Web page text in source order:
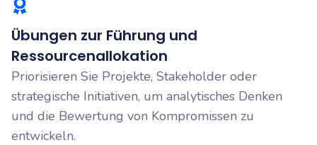
Übungen zur Führung und
Ressourcenallokation
Priorisieren Sie Projekte, Stakeholder oder
strategische Initiativen, um analytisches Denken
und die Bewertung von Kompromissen zu
entwickeln.